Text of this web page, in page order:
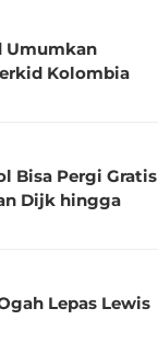
Umumkan
Kolombia
Bisa Pergi Gratis
Dijk hingga
Lepas Lewis